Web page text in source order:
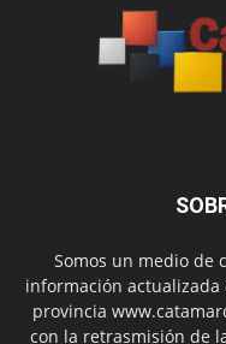
Somos un medio de
información
provincia
con la retrasmisión de